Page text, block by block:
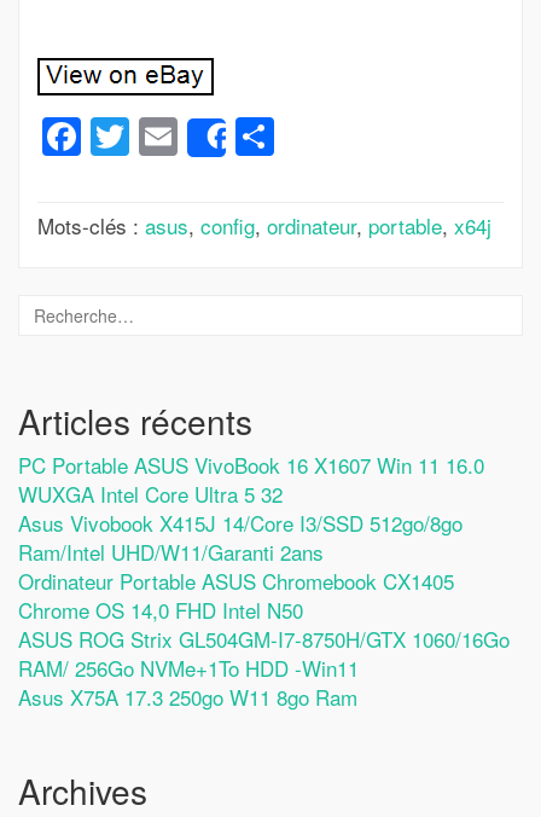
Facebook
Twitter
Email
Share
Mots-clés : asus, config, ordinateur, portable, x64j
Articles récents
PC Portable ASUS VivoBook 16 X1607 Win 11 16.0
WUXGA Intel Core Ultra 5 32
Asus Vivobook X415J 14/Core I3/SSD 512go/8go
Ram/Intel UHD/W11/Garanti 2ans
Ordinateur Portable ASUS Chromebook CX1405
Chrome OS 14,0 FHD Intel N50
ASUS ROG Strix GL504GM-I7-8750H/GTX 1060/16Go
RAM/ 256Go NVMe+1To HDD -Win11
Asus X75A 17.3 250go W11 8go Ram
Archives